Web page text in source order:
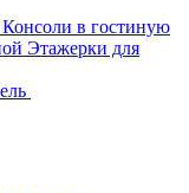
Консоли в гостиную
Этажерки для